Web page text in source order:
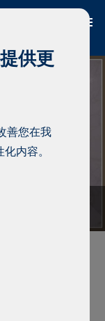
供更
善您在我
内容。